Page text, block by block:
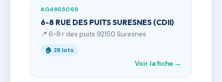
AG4865069
6-8 RUE DES PUITS SURESNES (CDII)
📍 6-8 r des puits 92150 Suresnes
🏠 28 lots
Voir la fiche →